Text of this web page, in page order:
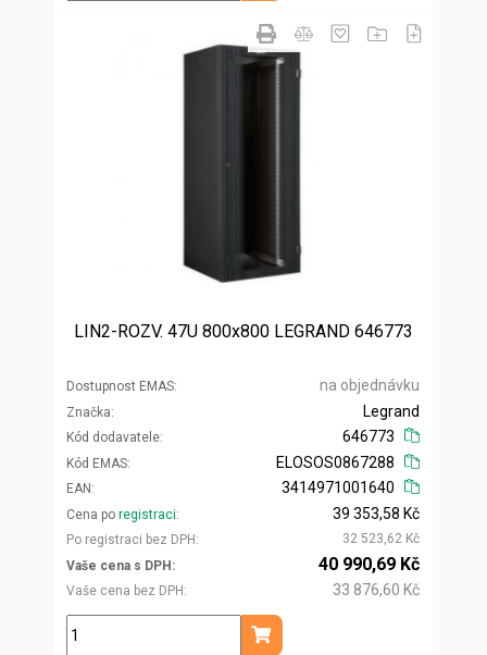
LIN2-ROZV. 47U 800x800 LEGRAND 646773
Dostupnost EMAS na objednávku
Značka
Kód dodavatele
Legrand
646773
Kód EMAS
EAN
ELOSOS0867288
3414971001640
Cena po registraci
Po registraci bez DPH
39 353,58 Kč
32 523,62 Kč
Vaše cena s DPH
Vaše cena bez DPH
40 990,69 Kč
33 876,60 Kč
ks
Přidat do košíku